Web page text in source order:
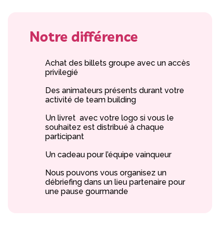
Notre différence
Achat des billets groupe avec un accès
privilegié
Des animateurs présents durant votre
activité de team building
Un livret avec votre logo si vous le
souhaitez est distribué à chaque
participant
Un cadeau pour l’équipe vainqueur
Nous pouvons vous organisez un
débriefing dans un lieu partenaire pour
une pause gourmande